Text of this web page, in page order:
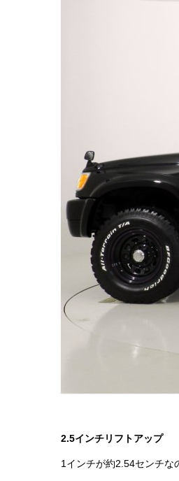
2.5インチリフトアップ
1インチが約2.54センチな